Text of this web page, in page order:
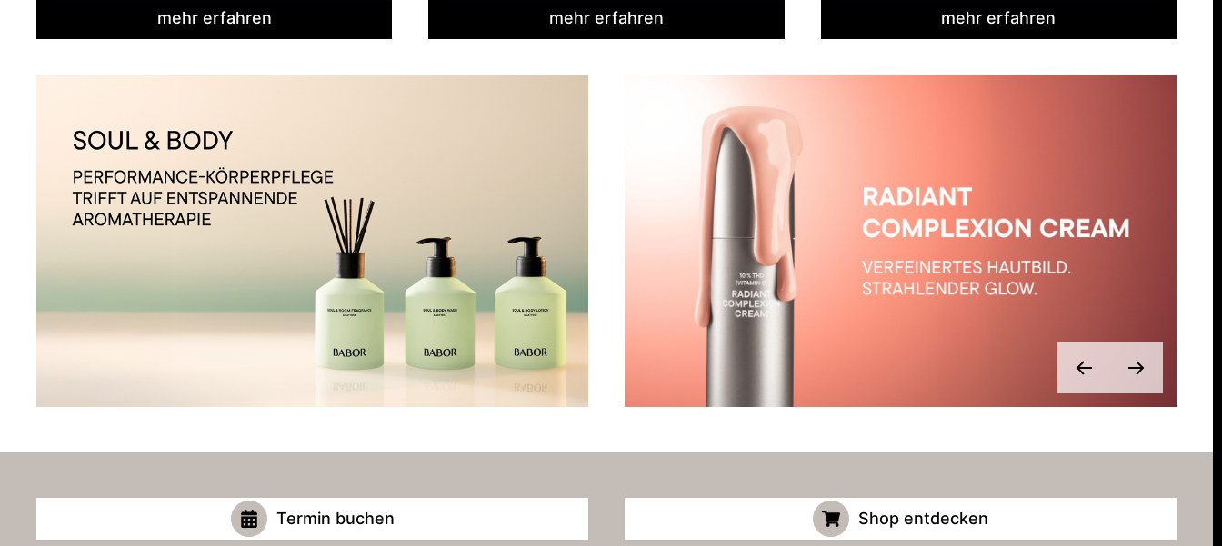
mehr erfahren mehr erfahren mehr erfahren
Termin buchen Shop entdecken